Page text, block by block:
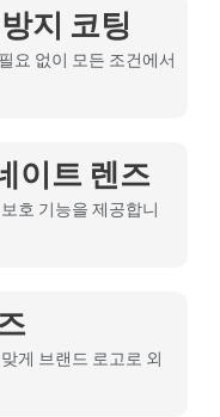
지 코팅
요 없이 모든 조건에서
이트 렌즈
호 기능을 제공합니
게 브랜드 로고로 외